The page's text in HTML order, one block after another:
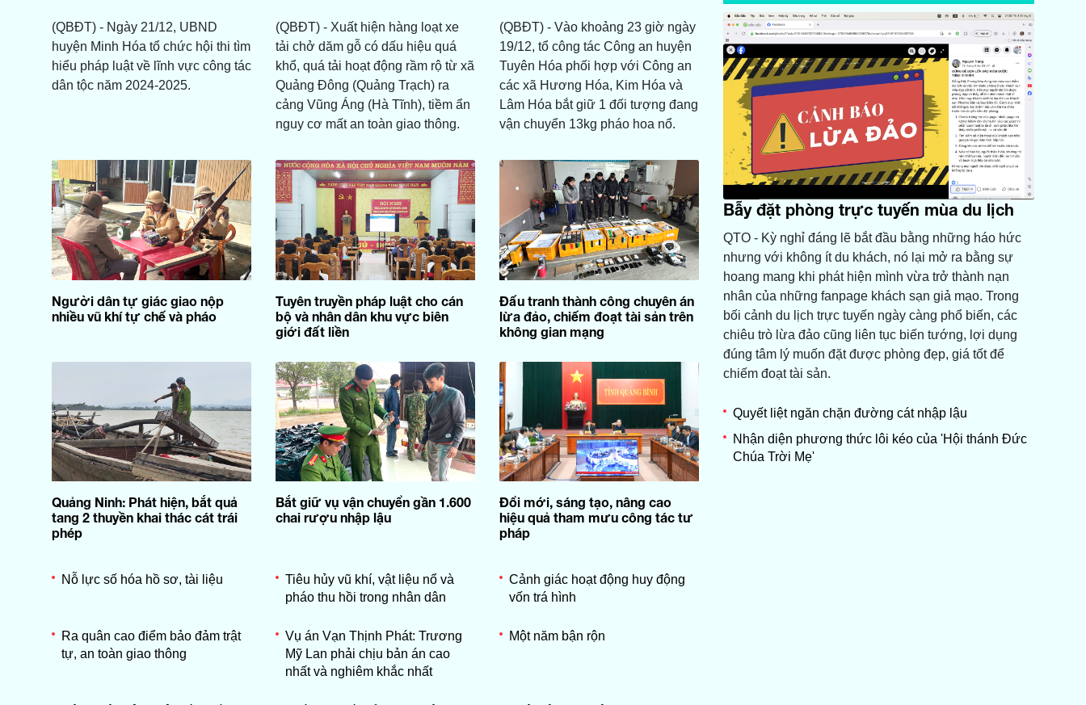
(QBĐT) - Ngày 21/12, UBND
huyện Minh Hóa tổ chức hội thi tìm
hiểu pháp luật về lĩnh vực công tác
dân tộc năm 2024-2025.
(QBĐT) - Xuất hiện hàng loạt xe
tải chở dăm gỗ có dấu hiệu quá
khổ, quá tải hoạt động rầm rộ từ xã
Quảng Đông (Quảng Trạch) ra
cảng Vũng Áng (Hà Tĩnh), tiềm ẩn
nguy cơ mất an toàn giao thông.
(QBĐT) - Vào khoảng 23 giờ ngày
19/12, tổ công tác Công an huyện
Tuyên Hóa phối hợp với Công an
các xã Hương Hóa, Kim Hóa và
Lâm Hóa bắt giữ 1 đối tượng đang
vận chuyển 13kg pháo hoa nổ.
Người dân tự giác giao nộp
nhiều vũ khí tự chế và pháo
Tuyên truyền pháp luật cho cán
bộ và nhân dân khu vực biên
giới đất liền
Đấu tranh thành công chuyên án
lừa đảo, chiếm đoạt tài sản trên
không gian mạng
Quảng Ninh: Phát hiện, bắt quả
tang 2 thuyền khai thác cát trái
phép
Bắt giữ vụ vận chuyển gần 1.600
chai rượu nhập lậu
Đổi mới, sáng tạo, nâng cao
hiệu quả tham mưu công tác tư
pháp
Nỗ lực số hóa hồ sơ, tài liệu
Tiêu hủy vũ khí, vật liệu nổ và
pháo thu hồi trong nhân dân
Cảnh giác hoạt động huy động
vốn trá hình
Ra quân cao điểm bảo đảm trật
tự, an toàn giao thông
Vụ án Vạn Thịnh Phát: Trương
Mỹ Lan phải chịu bản án cao
nhất và nghiêm khắc nhất
Một năm bận rộn
Bẫy đặt phòng trực tuyến mùa du lịch
QTO - Kỳ nghỉ đáng lẽ bắt đầu bằng những háo hức
nhưng với không ít du khách, nó lại mở ra bằng sự
hoang mang khi phát hiện mình vừa trở thành nạn
nhân của những fanpage khách sạn giả mạo. Trong
bối cảnh du lịch trực tuyến ngày càng phổ biến, các
chiêu trò lừa đảo cũng liên tục biến tướng, lợi dụng
đúng tâm lý muốn đặt được phòng đẹp, giá tốt để
chiếm đoạt tài sản.
Quyết liệt ngăn chặn đường cát nhập lậu
Nhận diện phương thức lôi kéo của 'Hội thánh Đức
Chúa Trời Mẹ'